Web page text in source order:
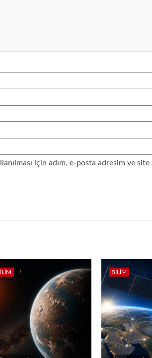
için adım, e-posta adresim ve
BILIM